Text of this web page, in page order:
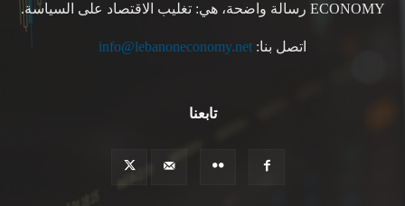
ECONOMY رسالة واضحة، هي: تغليب الاقتصاد على السياسة.
اتصل بنا: info@lebanoneconomy.net
تابعنا